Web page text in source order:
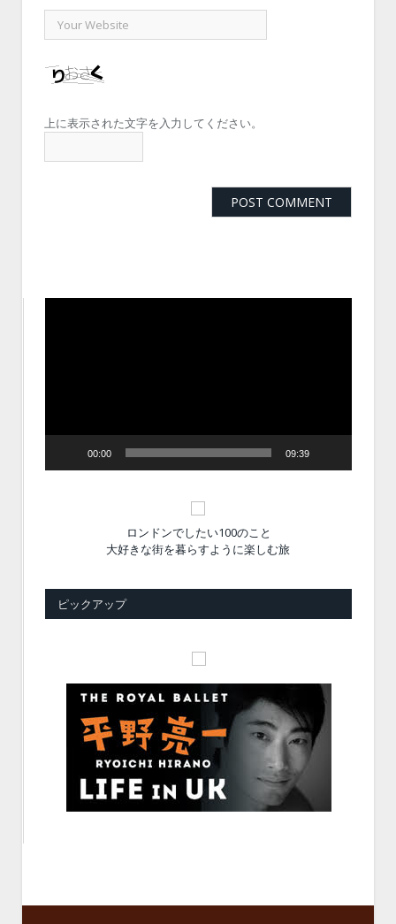
上に表示された文字を入力してください。
00:00 09:39
ロンドンでしたい100のこと
大好きな街を暮らすように楽しむ旅
ピックアップ